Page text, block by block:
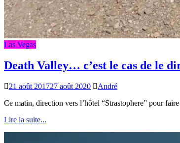
Las Vegas
Death Valley… c’est le cas de le
21 août 201727 août 2020
André
Ce matin, direction vers l’hôtel “Strastophere” pour
Lire la suite...